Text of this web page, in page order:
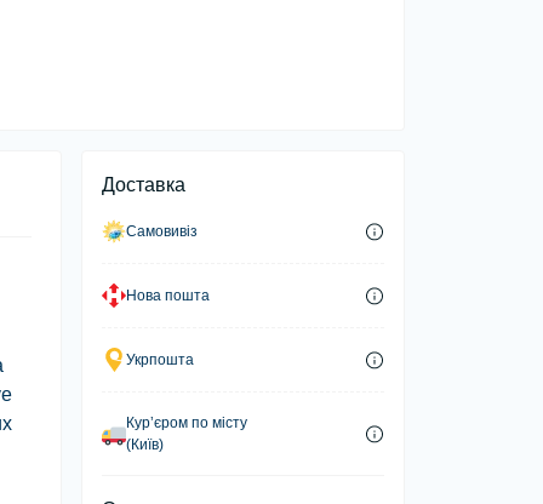
Доставка
Самовивіз
Нова пошта
Укрпошта
Курʼєром по місту
(Київ)